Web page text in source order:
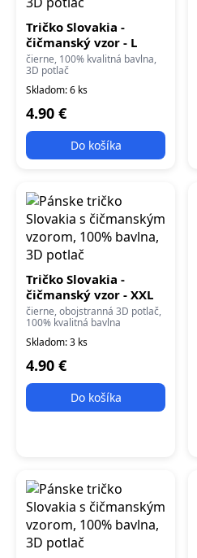
Tričko Slovakia -
čičmanský vzor - L
čierne, 100% kvalitná bavlna,
3D potlač
Skladom: 6 ks
4.90 €
Do košíka
Tričko Slovakia -
čičmanský vzor - XXL
čierne, obojstranná 3D potlač,
100% kvalitná bavlna
Skladom: 3 ks
4.90 €
Do košíka